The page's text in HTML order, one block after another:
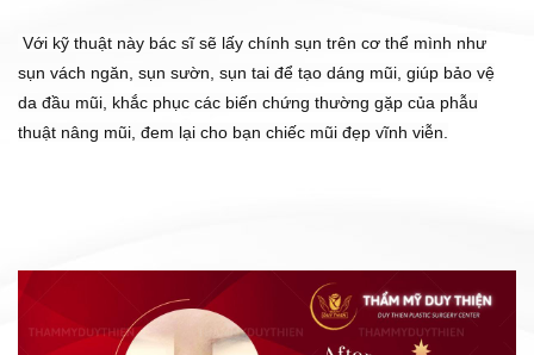
Với kỹ thuật này bác sĩ sẽ lấy chính sụn trên cơ thể mình như
sụn vách ngăn, sụn sườn, sụn tai để tạo dáng mũi, giúp bảo vệ
da đầu mũi, khắc phục các biến chứng thường gặp của phẫu
thuật nâng mũi, đem lại cho bạn chiếc mũi đẹp vĩnh viễn.